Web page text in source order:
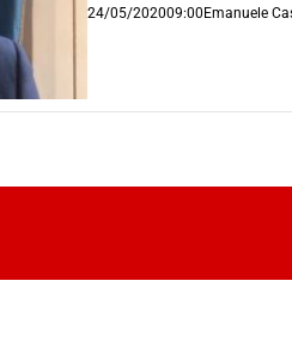
24/05/202009:00Emanuele